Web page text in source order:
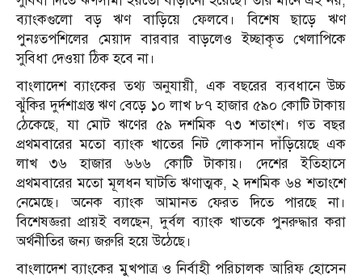
ব্যাংকগুলো বড় ঋণ বাড়িয়ে ফেলবে। বিশেষ ছাড়ে ঋণ
পুনঃতপশিলের মেয়াদ বারবার বাড়লেও ইচ্ছাকৃত খেলাপিকে
সুবিধা দেওয়া ঠিক হবে না।
বাংলাদেশ ব্যাংকের তথ্য অনুযায়ী, এক বছরের ব্যবধানে উচ্চ
ঝুঁকির দুর্দশাগ্রস্ত ঋণ বেড়ে ১০ লাখ ৮৭ হাজার ৫৯০ কোটি টাকায়
ঠেকেছে, যা মোট ঋণের ৫৯ দশমিক ৭৩ শতাংশ। গত বছর
প্রথমবারের মতো ব্যাংক খাতের নিট লোকসান দাঁড়িয়েছে এক
লাখ ৩৬ হাজার ৬৬৬ কোটি টাকায়। দেশের ইতিহাসে
প্রথমবারের মতো মূলধন ঘাটতি ঋণাত্মক, ২ দশমিক ৬৪ শতাংশে
নেমেছে। অনেক ব্যাংক আমানত ফেরত দিতে পারছে না।
বিশেষজ্ঞরা প্রায়ই বলছেন, দুর্বল ব্যাংক খাতকে পুনরুদ্ধার করা
অর্থনীতির জন্য জরুরি হয়ে উঠেছে।
বাংলাদেশ ব্যাংকের মুখপাত্র ও নির্বাহী পরিচালক আরিফ হোসেন